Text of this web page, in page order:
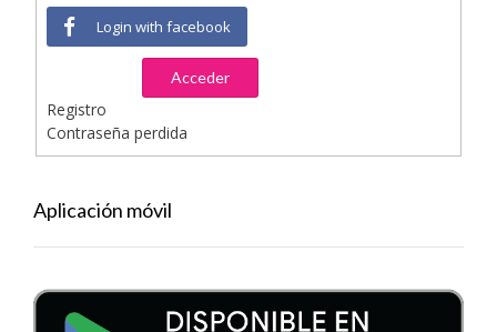
Login with facebook
Acceder
Registro
Contraseña perdida
Aplicación móvil